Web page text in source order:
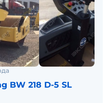
BW 218 D-5 SL